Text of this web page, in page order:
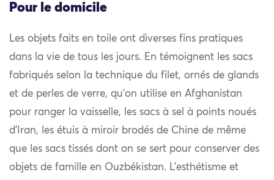
Pour le domicile
Les objets faits en toile ont diverses fins pratiques
dans la vie de tous les jours. En témoignent les sacs
fabriqués selon la technique du filet, ornés de glands
et de perles de verre, qu’on utilise en Afghanistan
pour ranger la vaisselle, les sacs à sel à points noués
d’Iran, les étuis à miroir brodés de Chine de même
que les sacs tissés dont on se sert pour conserver des
objets de famille en Ouzbékistan. L’esthétisme et